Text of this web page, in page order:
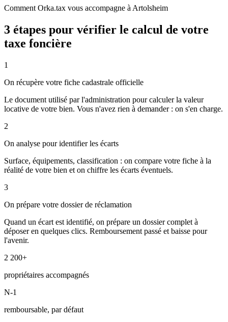
Comment Orka.tax vous accompagne à Artolsheim
3 étapes pour vérifier le calcul de votre
taxe foncière
1
On récupère votre fiche cadastrale officielle
Le document utilisé par l'administration pour calculer la valeur
locative de votre bien. Vous n'avez rien à demander : on s'en charge.
2
On analyse pour identifier les écarts
Surface, équipements, classification : on compare votre fiche à la
réalité de votre bien et on chiffre les écarts éventuels.
3
On prépare votre dossier de réclamation
Quand un écart est identifié, on prépare un dossier complet à
déposer en quelques clics. Remboursement passé et baisse pour
l'avenir.
2 200+
propriétaires accompagnés
N-1
remboursable, par défaut